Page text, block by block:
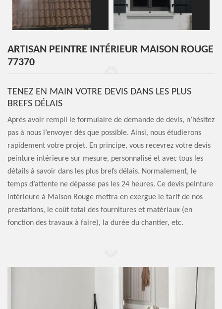
ARTISAN PEINTRE INTÉRIEUR MAISON ROUGE
77370
TENEZ EN MAIN VOTRE DEVIS DANS LES PLUS
BREFS DÉLAIS
Après avoir rempli le formulaire de demande de devis, n’hésitez
pas à nous l’envoyer dès que possible. Ainsi, nous étudierons
rapidement votre projet. En principe, vous recevrez votre devis
peinture intérieure sur mesure, personnalisé et avec tous les
détails à savoir dans les plus brefs délais. Normalement, le
temps d’attente ne dépasse pas les 24 heures. Ce devis peinture
intérieure à Maison Rouge mettra en exergue le tarif de nos
prestations, le coût total des fournitures et matériaux (en
fonction des travaux à faire), la durée du chantier, etc.